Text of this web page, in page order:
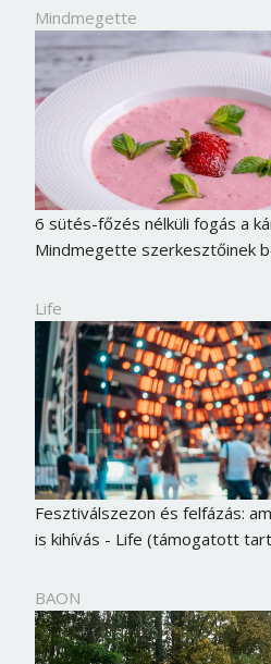
Mindmegette
6 sütés-főzés nélküli fogás a
Mindmegette szerkesztőinek
Life
Fesztiválszezon és felfázás:
is kihívás - Life (támogatott
BAON